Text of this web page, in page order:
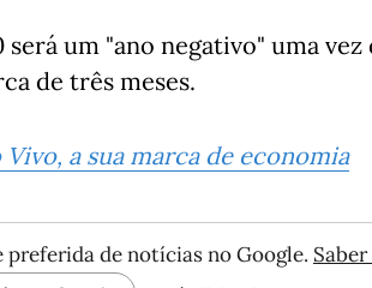
um "ano negativo" uma vez
de três meses.
a sua marca de economia
de notícias no Google.